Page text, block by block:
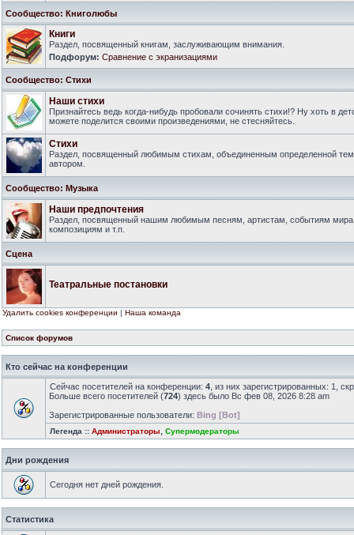
Сообщество: Книголюбы
Книги
Раздел, посвященный книгам, заслуживающим внимания.
Подфорум: Сравнение с экранизациями
Сообщество: Стихи
Наши стихи
Признайтесь ведь когда-нибудь пробовали сочинять стихи!? Ну хоть в
можете поделится своими произведениями, не стесняйтесь.
Стихи
Раздел, посвященный любимым стихам, объединенным определенной
автором.
Сообщество: Музыка
Наши предпочтения
Раздел, посвященный нашим любимым песням, артистам, событиям
композициям и т.п.
Сцена
Театральные постановки
Удалить cookies конференции | Наша команда
Список форумов
Кто сейчас на конференции
Сейчас посетителей на конференции: 4 , из них зарегистрированных: 1,
Больше всего посетителей (724) здесь было Вс фев 08, 2026 8:28 am
Зарегистрированные пользователи: Bing [Bot]
Легенда :: Администраторы Супермодераторы
Дни рождения
Сегодня нет дней рождения.
Статистика